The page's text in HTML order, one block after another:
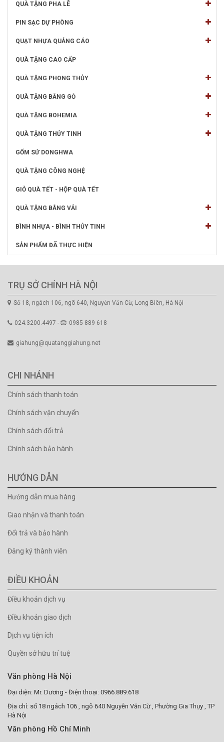
QUÀ TẶNG PHA LÊ
PIN SẠC DỰ PHÒNG
QUẠT NHỰA QUẢNG CÁO
QUÀ TẶNG CAO CẤP
QUÀ TẶNG PHONG THỦY
QUÀ TẶNG BẰNG GỖ
QUÀ TẶNG BOHEMIA
QUÀ TẶNG THỦY TINH
GỐM SỨ DONGHWA
QUÀ TẶNG CÔNG NGHỆ
GIỎ QUÀ TẾT - HỘP QUÀ TẾT
QUÀ TẶNG BẰNG VẢI
BÌNH NHỰA - BÌNH THỦY TINH
SẢN PHẨM ĐÃ THỰC HIỆN
TRỤ SỞ CHÍNH HÀ NỘI
Số 18, ngách 106, ngõ 640, Nguyễn Văn Cừ, Long Biên, Hà Nội
024.3200.4497 - 0985 889 618
giahung@quatanggiahung.net
CHI NHÁNH
Chính sách thanh toán
Chính sách vận chuyển
Chính sách đổi trả
Chính sách bảo hành
HƯỚNG DẪN
Hướng dẫn mua hàng
Giao nhận và thanh toán
Đổi trả và bảo hành
Đăng ký thành viên
ĐIỀU KHOẢN
Điều khoản dịch vụ
Điều khoản giao dịch
Dịch vụ tiện ích
Quyền sở hữu trí tuệ
Văn phòng Hà Nội
Đại diện: Mr. Dương - Điện thoại: 0966.889.618
Địa chỉ: số 18 ngách 106 , ngõ 640 Nguyễn Văn Cừ , Phường Gia Thụy , TP
Hà Nội
Văn phòng Hồ Chí Minh